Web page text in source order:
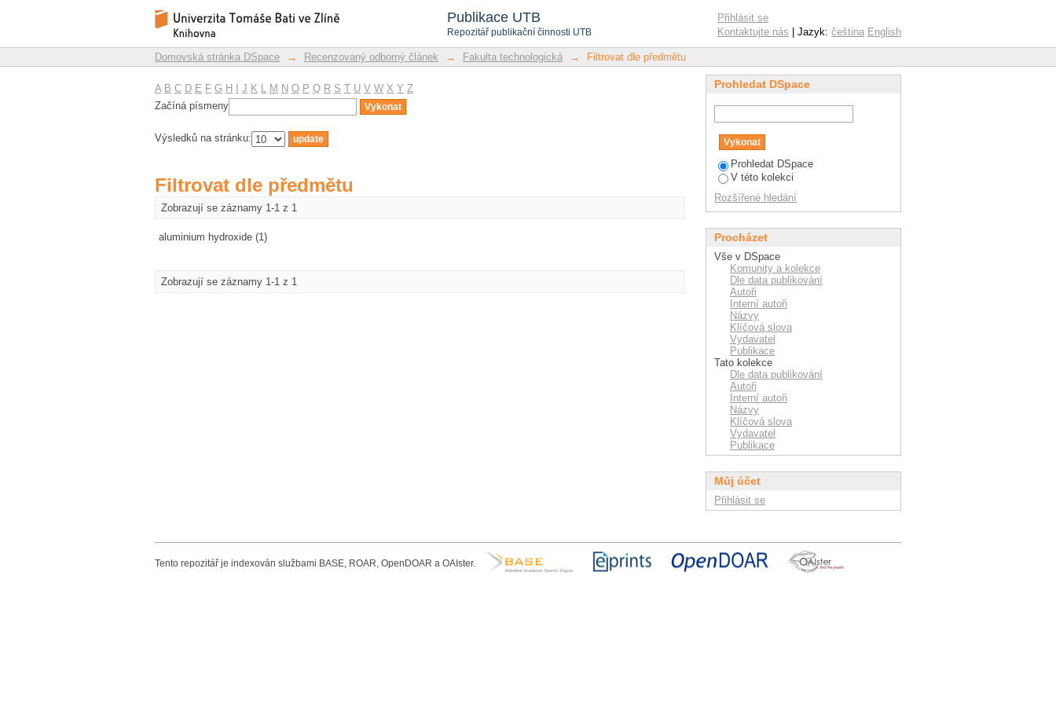
Publikace UTB
Repozitář publikační činnosti UTB
Filtrovat dle předmětu
Repozitář DSpace/Manakin
Přihlásit se
Kontaktujte nás | Jazyk: čeština English
Domovská stránka DSpace → Recenzovaný odborný článek → Fakulta technologická → Filtrovat dle předmětu
A B C D E F G H J K L M N O P Q R S T U V W X Y Z
Začíná písmeny
Výsledků na stránku:
Filtrovat dle předmětu
Zobrazují se záznamy 1-1 z 1
aluminium hydroxide (1)
Zobrazují se záznamy 1-1 z 1
Prohledat DSpace
Prohledat DSpace
V této kolekci
Rozšířené hledání
Procházet
Vše v DSpace
Komunity a kolekce
Dle data publikování
Autoři
Interní autoři
Názvy
Klíčová slova
Vydavatel
Publikace
Tato kolekce
Dle data publikování
Autoři
Interní autoři
Názvy
Klíčová slova
Vydavatel
Publikace
Můj účet
Přihlásit se
Tento repozitář je indexován službami BASE, ROAR, OpenDOAR a OAIster.